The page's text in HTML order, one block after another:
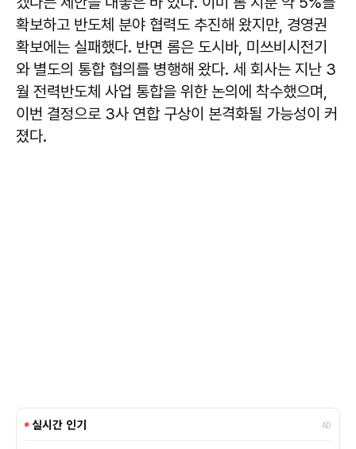
확보하고 반도체 분야 협력도 추진해 왔지만, 경영권
확보에는 실패했다. 반면 롬은 도시바, 미쓰비시전기
와 별도의 통합 협의를 병행해 왔다. 세 회사는 지난 3
월 전력반도체 사업 통합을 위한 논의에 착수했으며,
이번 결정으로 3사 연합 구상이 본격화될 가능성이 커
졌다.